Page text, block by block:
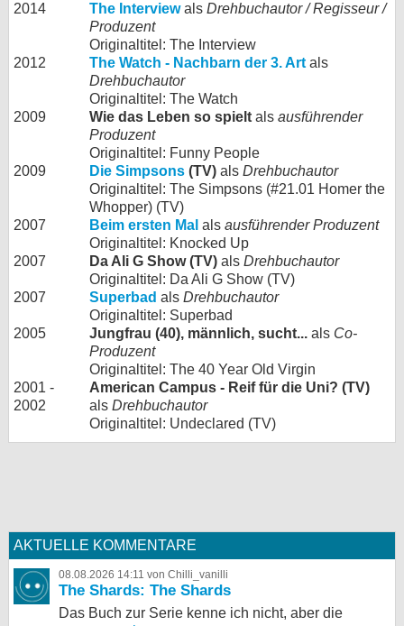
2014
The Interviewals Drehbuchautor / Regisseur /
Produzent
Originaltitel: The Interview
2012
The Watch - Nachbarn der 3. Art als
Drehbuchautor
Originaltitel: The Watch
2009
Wie das Leben so spielt als ausführender
Produzent
Originaltitel: Funny People
2009
Die Simpsons (TV) als Drehbuchautor
Originaltitel: The Simpsons (#21.01 Homer the
Whopper) (TV)
2007
Beim ersten Mal als ausführender Produzent
Originaltitel: Knocked Up
2007
Da Ali G Show (TV) als Drehbuchautor
Originaltitel: Da Ali G Show (TV)
2007
Superbad als Drehbuchautor
Originaltitel: Superbad
2005
Jungfrau (40), männlich, sucht... als Co-
Produzent
Originaltitel: The 40 Year Old Virgin
2001 -
2002
American Campus - Reif für die Uni? (TV)
als Drehbuchautor
Originaltitel: Undeclared (TV)
AKTUELLE KOMMENTARE
08.08.2026 14:11 von Chilli_vanilli
The Shards: The Shards
Das Buch zur Serie kenne ich nicht, aber die